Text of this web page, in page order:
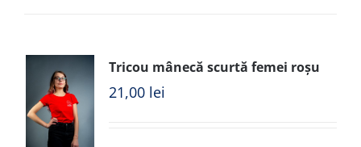
Tricou mânecă scurtă femei roșu
21,00 lei